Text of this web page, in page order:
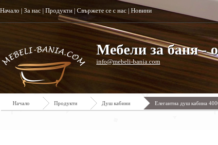
Начало | За нас | Продукти | Свържете се с нас | Новини
Мебели за баня -
info@mebeli-bania.com
Начало Продукти Душ кабини Елегантна душ кабина